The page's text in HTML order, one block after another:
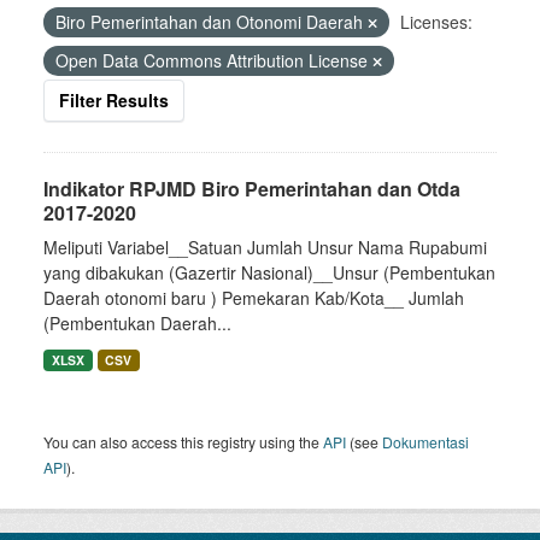
Biro Pemerintahan dan Otonomi Daerah
Licenses:
Open Data Commons Attribution License
Filter Results
Indikator RPJMD Biro Pemerintahan dan Otda
2017-2020
Meliputi Variabel__Satuan Jumlah Unsur Nama Rupabumi
yang dibakukan (Gazertir Nasional)__Unsur (Pembentukan
Daerah otonomi baru ) Pemekaran Kab/Kota__ Jumlah
(Pembentukan Daerah...
XLSX CSV
You can also access this registry using theAPI (see Dokumentasi
API).